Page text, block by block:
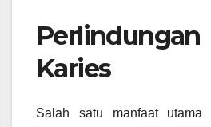
Karies
Salah satu manfaat utama